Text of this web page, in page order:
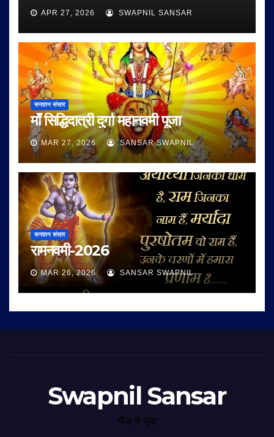
APR 27, 2026 SWAPNIL SANSAR
सनातन संसार
माँ सिद्धिदात्री दुर्गा महानवमी पूजा
MAR 27, 2026 SANSAR SWAPNIL
सनातन संसार
रामनवमी-2026
MAR 26, 2026 SANSAR SWAPNIL
Swapnil Sansar
भीड़ से जुदा